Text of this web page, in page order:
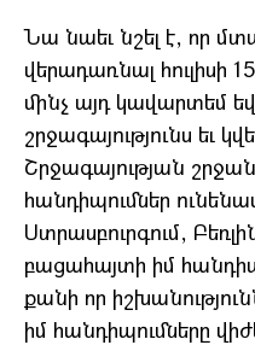
Նա նաեւ նշել է, որ
վերադառնալ հուլիսի
մինչ այդ կավարտեմ
շրջագայությունս եւ
Շրջագայության
հանդիպումներ
Ստրասբուրգում,
բացահայտի իմ
քանի որ
իմ հանդիպումները